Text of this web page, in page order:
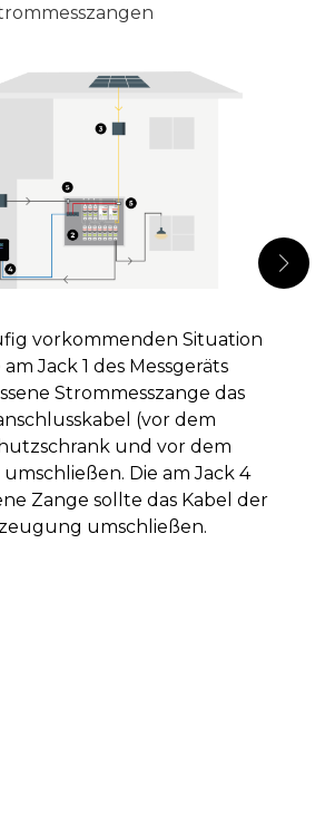
vorkommenden Situation
Jack 1 des Messgeräts
Strommesszange das
(vor dem
und vor dem
Die am Jack 4
Zange sollte das Kabel der
umschließen.